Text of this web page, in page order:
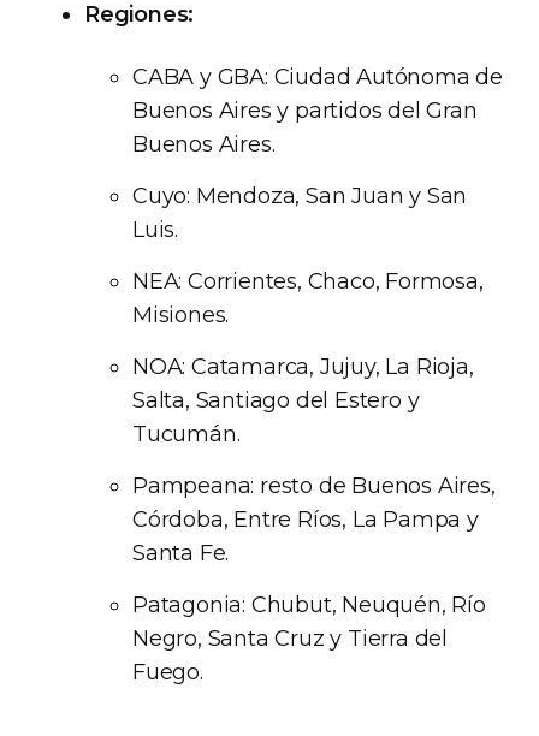
Regiones:
CABA y GBA: Ciudad Autónoma de
Buenos Aires y partidos del Gran
Buenos Aires.
Cuyo: Mendoza, San Juan y San
Luis.
NEA: Corrientes, Chaco, Formosa,
Misiones.
NOA: Catamarca, Jujuy, La Rioja,
Salta, Santiago del Estero y
Tucumán.
Pampeana: resto de Buenos Aires,
Córdoba, Entre Ríos, La Pampa y
Santa Fe.
Patagonia: Chubut, Neuquén, Río
Negro, Santa Cruz y Tierra del
Fuego.